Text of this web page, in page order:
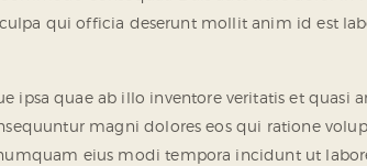
qui officia deserunt mollit anim id est
quae ab illo inventore veritatis et quasi
magni dolores eos qui ratione
eius modi tempora incidunt ut